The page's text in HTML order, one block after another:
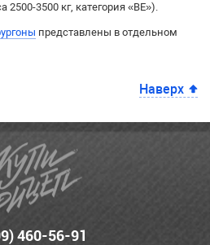
2500-3500 кг, категория «BE»).
представлены в отдельном
Наверх
460-56-91